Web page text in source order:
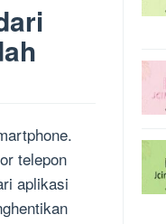
telepon
aplikasi